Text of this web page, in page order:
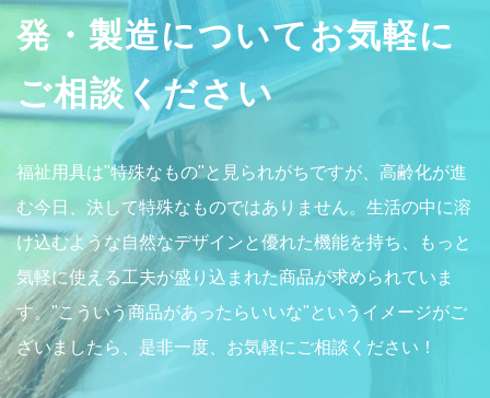
発・製造についてお気軽に
ご相談ください
福祉用具は"特殊なもの"と見られがちですが、高齢化が進
む今日、決して特殊なものではありません。生活の中に溶
け込むような自然なデザインと優れた機能を持ち、もっと
気軽に使える工夫が盛り込まれた商品が求められていま
す。"こういう商品があったらいいな"というイメージがご
ざいましたら、是非一度、お気軽にご相談ください！